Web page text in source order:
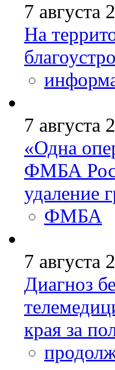
7 августа
На
7 августа
«Одна
ФМБА
удаление
ФМБА
7 августа
Диагноз
края за